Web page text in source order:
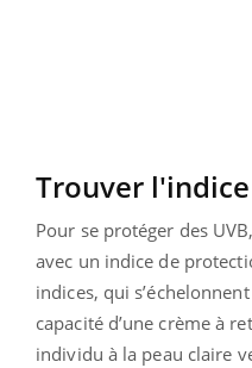
Trouver l'indice
Pour se protéger des
avec un indice de
indices, qui
capacité d’une crème à
individu à la peau claire